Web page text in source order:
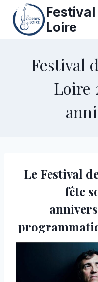
contenu
Festival
Loire
Festival
Loire
Le Festival
fête